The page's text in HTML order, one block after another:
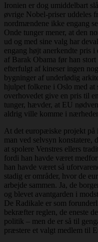
Ironien er dog umiddelbart
øvrige Nobel-priser uddeles
nordmændene ikke engang
Onde tunger mener, at den
ud og med sine valg har
engang højt anerkendte pris
af Barak Obama før han
efterfulgt af kineser ingen
bygninger af underlødig
hjulpet folkene i Oslo med at
overhovedet give en pris til
tunger, hævder, at EU
aldrig ville komme i
At det europæiske projekt på
man ved selvsyn konstatere,
at spolere Venstres ellers
fordi han havde været
han havde været så
stadig er områder, hvor de
arbejde sammen. Ja, de
og blevet avantgarden i
De Radikale er som
bekræfter reglen, de eneste
politik – men de er så til
præstere et valgt medlem til